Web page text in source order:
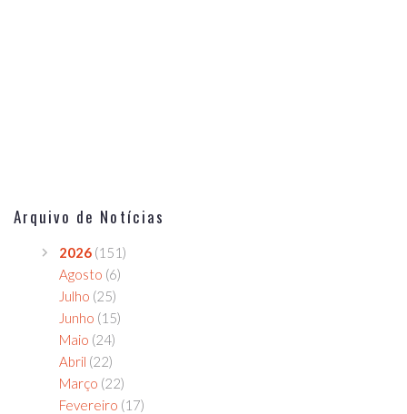
Arquivo de Notícias
2026 (151)
Agosto (6)
Julho (25)
Junho (15)
Maio (24)
Abril (22)
Março (22)
Fevereiro (17)